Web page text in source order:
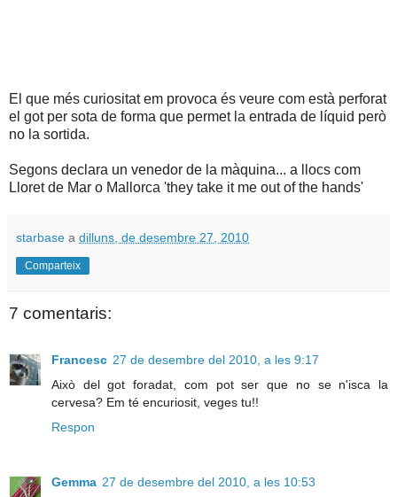
El que més curiositat em provoca és veure com està perforat
el got per sota de forma que permet la entrada de líquid però
no la sortida.
Segons declara un venedor de la màquina... a llocs com
Lloret de Mar o Mallorca 'they take it me out of the hands'
starbase a dilluns, de desembre 27, 2010
Comparteix
7 comentaris:
Francesc 27 de desembre del 2010, a les 9:17
Això del got foradat, com pot ser que no se n'isca la
cervesa? Em té encuriosit, veges tu!!
Respon
Gemma 27 de desembre del 2010, a les 10:53